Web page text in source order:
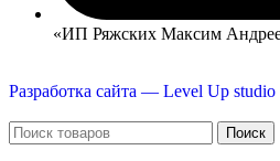
«ИП Ряжских Максим
Разработка сайта — Level Up studio
Поиск